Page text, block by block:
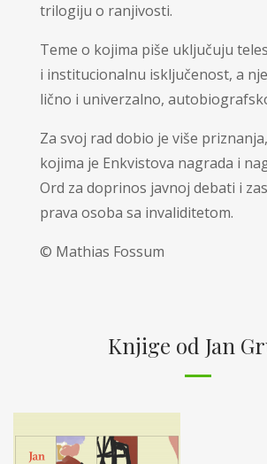
trilogiju o ranjivosti.
Teme o kojima piše uključuju
i institucionalnu isključenost, a
lično i univerzalno,
Za svoj rad dobio je više
kojima je Enkvistova nagrada i
Ord za doprinos javnoj debati i
prava osoba sa invaliditetom.
© Mathias Fossum
Knjige od Jan